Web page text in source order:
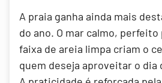
A praia ganha ainda mais
do ano. O mar calmo, perfeito
faixa de areia limpa criam o
quem deseja aproveitar o dia